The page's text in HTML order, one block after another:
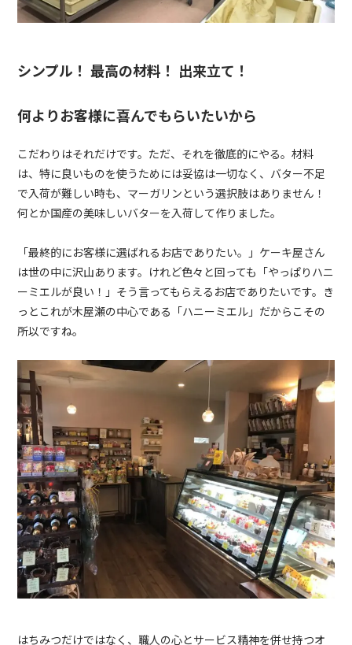
シンプル！ 最高の材料！ 出来立て！
何よりお客様に喜んでもらいたいから
こだわりはそれだけです。ただ、それを徹底的にやる。材料
は、特に良いものを使うためには妥協は一切なく、バター不足
で入荷が難しい時も、マーガリンという選択肢はありません！
何とか国産の美味しいバターを入荷して作りました。
「最終的にお客様に選ばれるお店でありたい。」ケーキ屋さん
は世の中に沢山あります。けれど色々と回っても「やっぱりハニ
ーミエルが良い！」そう言ってもらえるお店でありたいです。き
っとこれが木屋瀬の中心である「ハニーミエル」だからこその
所以ですね。
はちみつだけではなく、職人の心とサービス精神を併せ持つオ